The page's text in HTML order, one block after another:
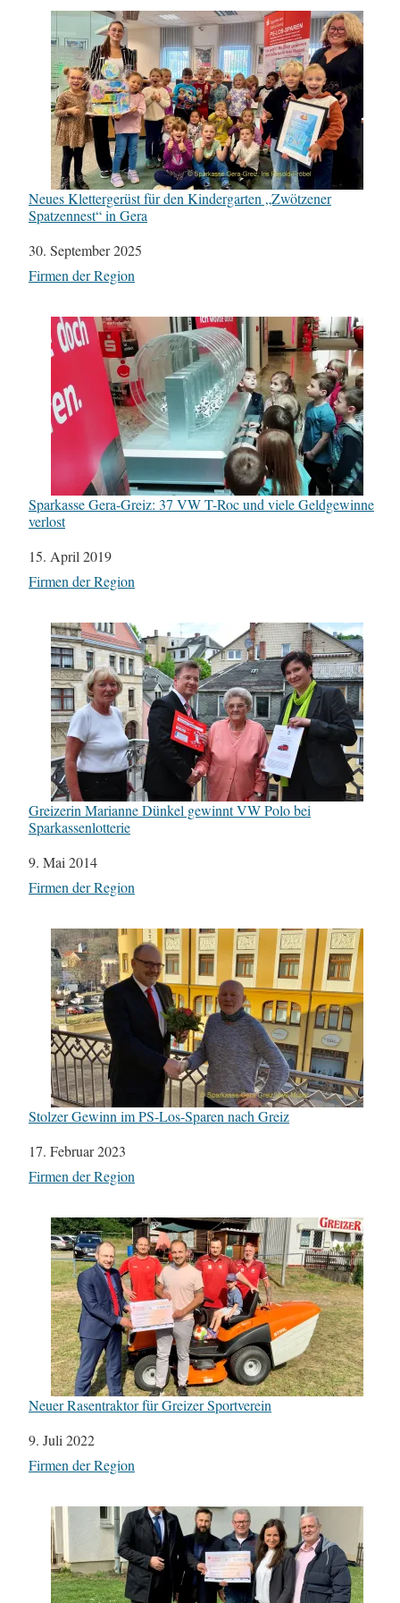
Neues Klettergerüst für den Kindergarten „Zwötzener
Spatzennest“ in Gera
Datum
30. September 2025
In Bezug auf
Firmen der Region
Sparkasse Gera-Greiz: 37 VW T-Roc und viele Geldgewinne
verlost
Datum
15. April 2019
In Bezug auf
Firmen der Region
Greizerin Marianne Dünkel gewinnt VW Polo bei
Sparkassenlotterie
Datum
9. Mai 2014
In Bezug auf
Firmen der Region
Stolzer Gewinn im PS-Los-Sparen nach Greiz
Datum
17. Februar 2023
In Bezug auf
Firmen der Region
Neuer Rasentraktor für Greizer Sportverein
Datum
9. Juli 2022
In Bezug auf
Firmen der Region